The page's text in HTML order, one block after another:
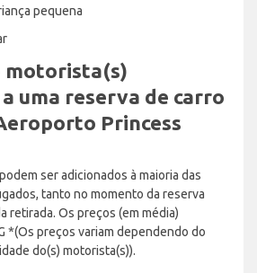
pequena
motorista(s)
uma reserva de carro
Princess
ser adicionados à maioria das
tanto no momento da reserva
retirada. Os preços (em média)
*(Os preços variam dependendo do
do(s) motorista(s)).